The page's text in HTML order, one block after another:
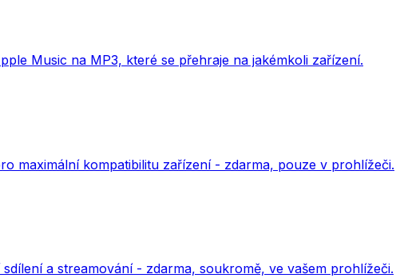
Music na MP3, které se přehraje na jakémkoli zařízení.
maximální kompatibilitu zařízení - zdarma, pouze v prohlížeči.
a streamování - zdarma, soukromě, ve vašem prohlížeči.